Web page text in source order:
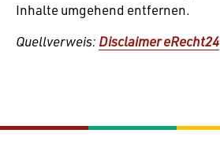
Inhalte umge­hend entfernen.
Quell­ver­weis: Disclaimer eRecht24